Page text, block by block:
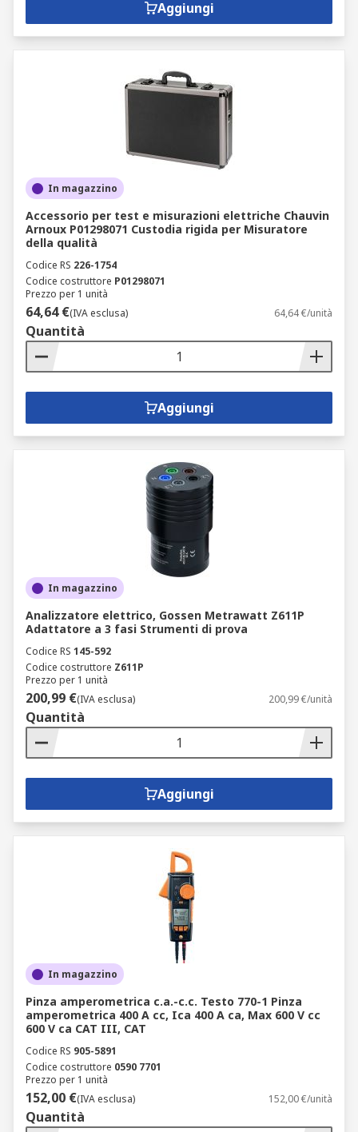
Aggiungi
In magazzino
Accessorio per test e misurazioni elettriche Chauvin
Arnoux P01298071 Custodia rigida per Misuratore
della qualità
Codice RS 226-1754
Codice costruttore P01298071
Prezzo per 1 unità
64,64 €(IVA esclusa) 64,64 €/unità
Quantità
Aggiungi
In magazzino
Analizzatore elettrico, Gossen Metrawatt Z611P
Adattatore a 3 fasi Strumenti di prova
Codice RS 145-592
Codice costruttore Z611P
Prezzo per 1 unità
200,99 €(IVA esclusa) 200,99 €/unità
Quantità
Aggiungi
In magazzino
Pinza amperometrica c.a.-c.c. Testo 770-1 Pinza
amperometrica 400 A cc, Ica 400 A ca, Max 600 V cc
600 V ca CAT III, CAT
Codice RS 905-5891
Codice costruttore 0590 7701
Prezzo per 1 unità
152,00 €(IVA esclusa) 152,00 €/unità
Quantità